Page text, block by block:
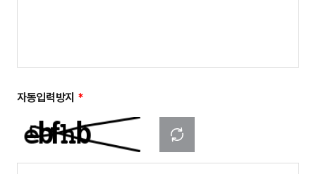
자동입력방지 *
새로고침